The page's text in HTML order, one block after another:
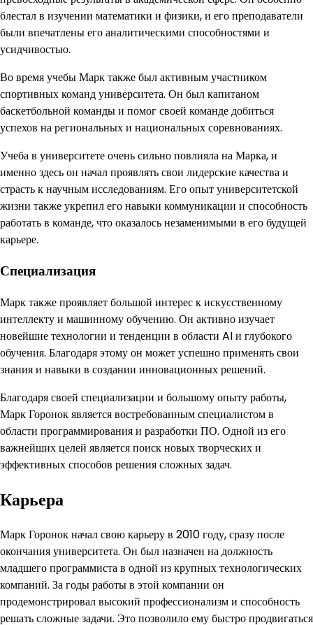
блестал в изучении математики и физики, и его преподаватели
были впечатлены его аналитическими способностями и
усидчивостью.
Во время учебы Марк также был активным участником
спортивных команд университета. Он был капитаном
баскетбольной команды и помог своей команде добиться
успехов на региональных и национальных соревнованиях.
Учеба в университете очень сильно повлияла на Марка, и
именно здесь он начал проявлять свои лидерские качества и
страсть к научным исследованиям. Его опыт университетской
жизни также укрепил его навыки коммуникации и способность
работать в команде, что оказалось незаменимыми в его будущей
карьере.
Специализация
Марк также проявляет большой интерес к искусственному
интеллекту и машинному обучению. Он активно изучает
новейшие технологии и тенденции в области AI и глубокого
обучения. Благодаря этому он может успешно применять свои
знания и навыки в создании инновационных решений.
Благодаря своей специализации и большому опыту работы,
Марк Горонок является востребованным специалистом в
области программирования и разработки ПО. Одной из его
важнейших целей является поиск новых творческих и
эффективных способов решения сложных задач.
Карьера
Марк Горонок начал свою карьеру в 2010 году, сразу после
окончания университета. Он был назначен на должность
младшего программиста в одной из крупных технологических
компаний. За годы работы в этой компании он
продемонстрировал высокий профессионализм и способность
решать сложные задачи. Это позволило ему быстро продвигаться